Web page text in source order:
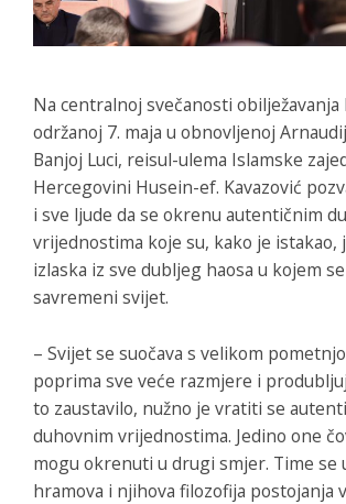
Na centralnoj svečanosti obilježavanja
održanoj 7. maja u obnovljenoj
Banjoj Luci, reisul-ulema Islamske
Hercegovini Husein-ef. Kavazović
i sve ljude da se okrenu autentičnim
vrijednostima koje su, kako je istakao,
izlaska iz sve dubljeg haosa u kojem
savremeni svijet.
– Svijet se suočava s velikom
poprima sve veće razmjere i
to zaustavilo, nužno je vratiti se
duhovnim vrijednostima. Jedino one
mogu okrenuti u drugi smjer. Time se
hramova i njihova filozofija postojanja